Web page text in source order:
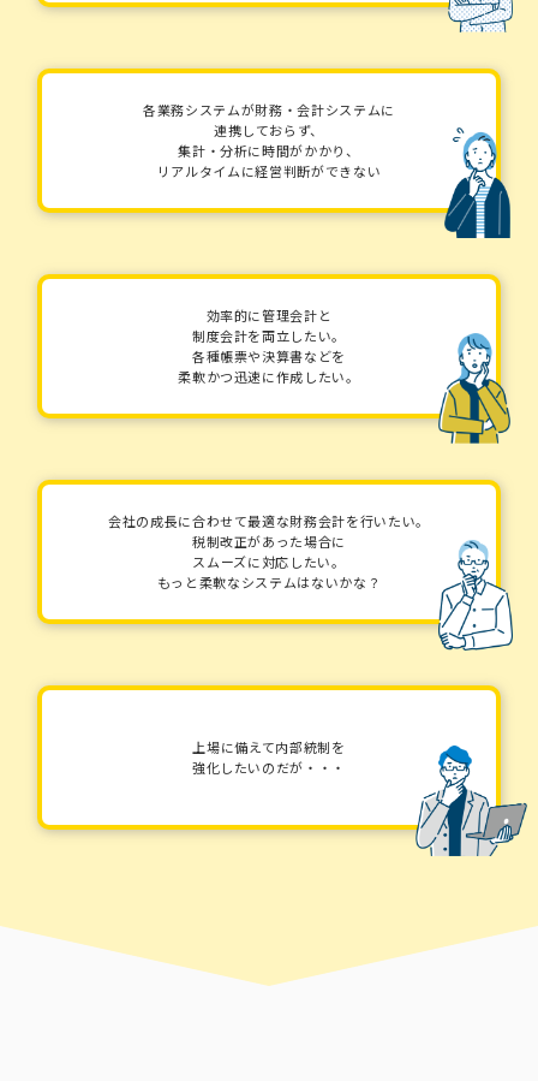
各業務システムが財務・会計システムに
連携しておらず、
集計・分析に時間がかかり、
リアルタイムに経営判断ができない
効率的に管理会計と
制度会計を両立したい。
各種帳票や決算書などを
柔軟かつ迅速に作成したい。
会社の成長に合わせて最適な財務会計を行いたい。
税制改正があった場合に
スムーズに対応したい。
もっと柔軟なシステムはないかな？
上場に備えて内部統制を
強化したいのだが・・・